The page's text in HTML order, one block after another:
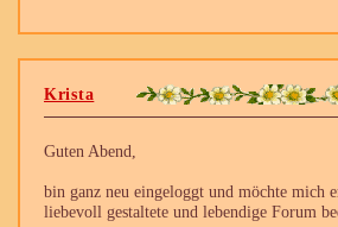
Krista
Guten Abend,
bin ganz neu eingeloggt und möchte mich
liebevoll gestaltete und lebendige Forum